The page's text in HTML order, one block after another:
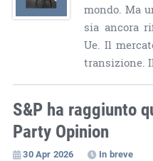
mondo. Ma
sia ancora
Ue. Il
transizione.
S&P ha raggiunto
Party Opinion
30 Apr 2026 In breve